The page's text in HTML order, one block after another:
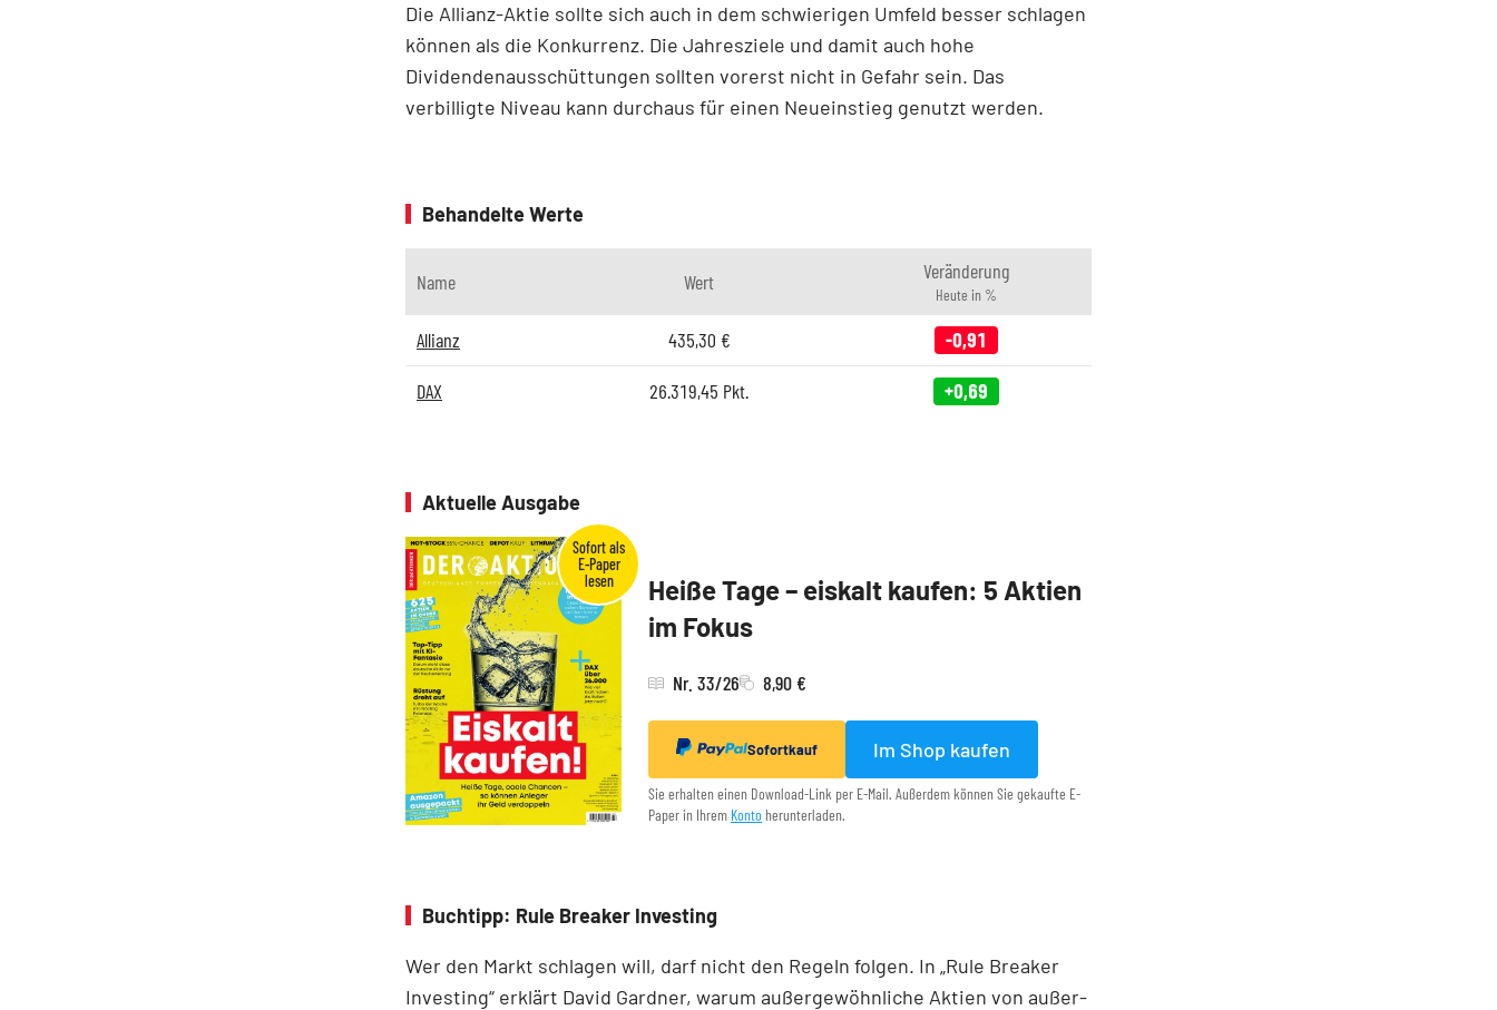
Die Allianz-Aktie sollte sich auch in dem schwierigen Umfeld besser schlagen
können als die Konkurrenz. Die Jahresziele und damit auch hohe
Dividendenausschüttungen sollten vorerst nicht in Gefahr sein. Das
verbilligte Niveau kann durchaus für einen Neueinstieg genutzt werden.
Behandelte Werte
Name Wert Veränderung
Heute in %
Allianz 435,30 € -0,91
DAX 26.319,45 Pkt. +0,69
Aktuelle Ausgabe
Heiße Tage – eiskalt kaufen: 5 Aktien
im Fokus
Nr. 33/26 8,90 €
Sofortkauf Im Shop kaufen
Sie erhalten einen Download-Link per E-Mail. Außerdem können Sie gekaufte E-
Paper in Ihrem Konto herunterladen.
Buchtipp: Rule Breaker Investing
Wer den Markt schlagen will, darf nicht den Regeln folgen. In „Rule Breaker
Investing“ erklärt David Gardner, warum außergewöhnliche Aktien von außer­